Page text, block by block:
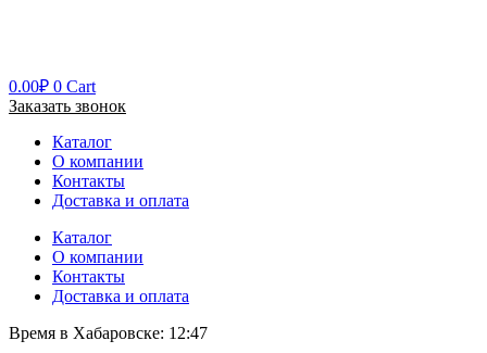
0.00₽ 0 Cart
Заказать звонок
Каталог
О компании
Контакты
Доставка и оплата
Каталог
О компании
Контакты
Доставка и оплата
Время в Хабаровске: 12:47